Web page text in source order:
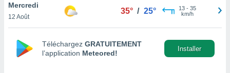
le
ainsi
un
Mercredi
12 Août
35° / 25° 13- 35
km/h
Téléchargez GRATUITEMENT
l’application Meteored!
Installer